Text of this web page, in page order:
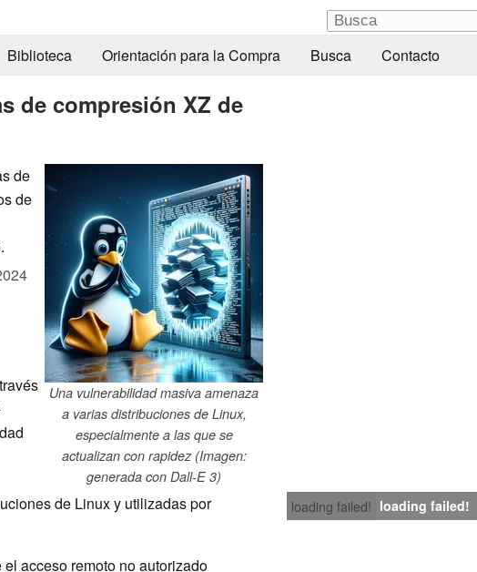
Biblioteca Orientación para la Compra Busca Contacto
de compresión XZ de
Una vulnerabilidad masiva amenaza
a varias distribuciones de Linux,
especialmente a las que se
actualizan con rapidez (Imagen:
generada con Dall-E 3)
de
de
loading failed! loading failed!
de Linux y utilizadas por
el acceso remoto no autorizado